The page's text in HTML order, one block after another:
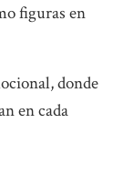
figuras en
donde
en cada